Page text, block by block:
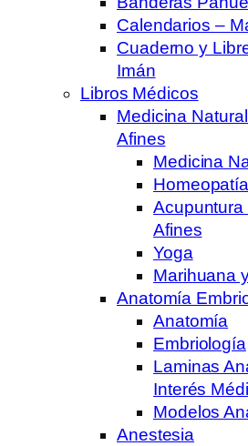
Calendarios –
Cuaderno y
Imán
Libros Médicos
Medicina
Afines
Medicina
Homeopatía
Afines
Yoga
Marihuana
Anatomía
Anatomía
Embriología
Laminas
Interés
Modelos
Anestesia